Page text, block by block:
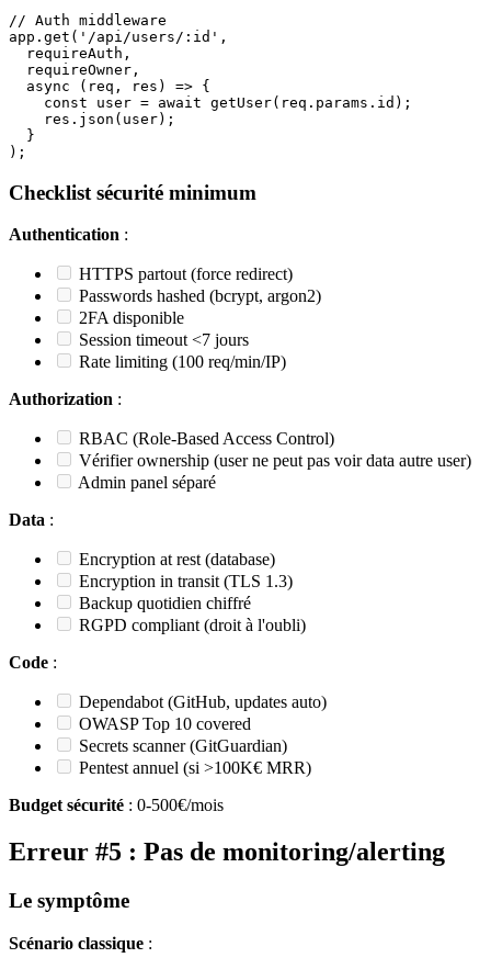
// Auth middleware
app.get('/api/users/:id',
  requireAuth,
  requireOwner,
  async (req, res) => {
    const user = await getUser(req.params.id);
    res.json(user);
  }
Checklist sécurité minimum
Authentication :
HTTPS partout (force redirect)
Passwords hashed (bcrypt, argon2)
2FA disponible
Session timeout <7 jours
Rate limiting (100 req/min/IP)
Authorization :
RBAC (Role-Based Access Control)
Vérifier ownership (user ne peut pas voir data autre user)
Admin panel séparé
Data :
Encryption at rest (database)
Encryption in transit (TLS 1.3)
Backup quotidien chiffré
RGPD compliant (droit à l'oubli)
Code :
Dependabot (GitHub, updates auto)
OWASP Top 10 covered
Secrets scanner (GitGuardian)
Pentest annuel (si >100K€ MRR)
Budget sécurité : 0-500€/mois
Erreur #5 : Pas de monitoring/alerting
Le symptôme
Scénario classique :